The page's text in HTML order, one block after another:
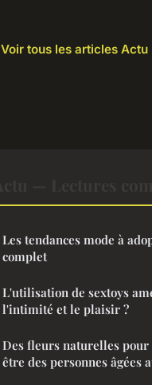
Voir tous les articles
Les tendances mode à
complet
L'utilisation de sextoys
l'intimité et le plaisir ?
Des fleurs naturelles
être des personnes âgées